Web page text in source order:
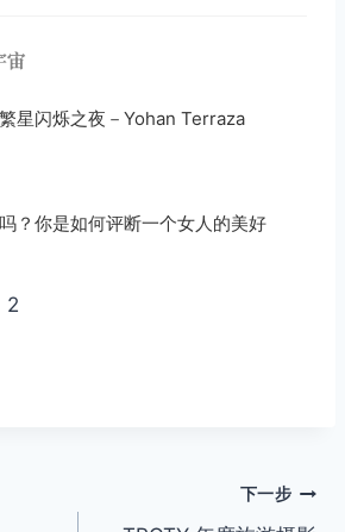
宙
星闪烁之夜－Yohan Terraza
？你是如何评断一个女人的美好
2
下一步